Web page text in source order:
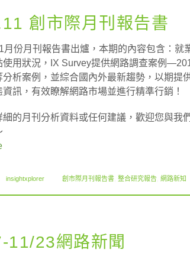
創市際月刊報告書
月份月刊報告書出爐，本期的內容包含：就
使用狀況，IX Survey提供網路調查案例
分析案例，並綜合國內外最新趨勢，以期提
訊，有效瞭解網路市場並進行精準行銷！
細的月刊分析資料或任何建議，歡迎您與我
insightxplorer 創市際月刊報告書 整合研究報告 網路新知
11/23網路新聞